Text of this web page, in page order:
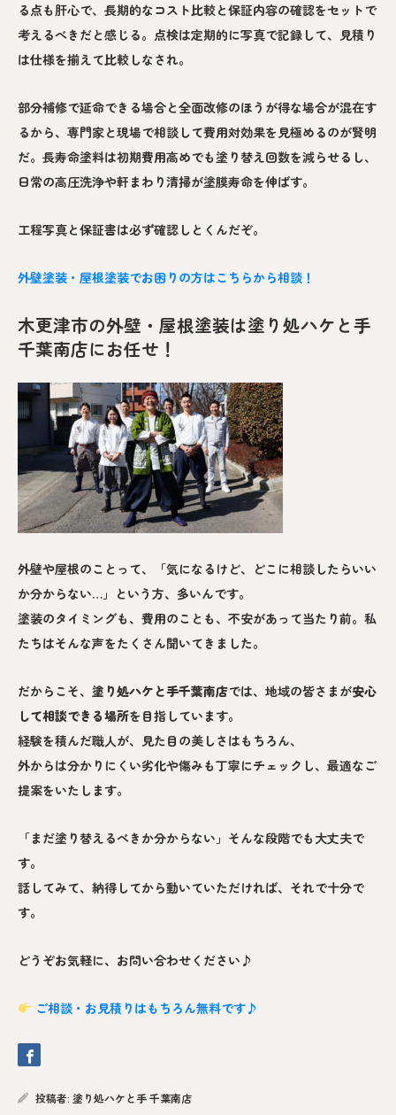
る点も肝心で、長期的なコスト比較と保証内容の確認をセットで
考えるべきだと感じる。点検は定期的に写真で記録して、見積り
は仕様を揃えて比較しなされ。
部分補修で延命できる場合と全面改修のほうが得な場合が混在す
るから、専門家と現場で相談して費用対効果を見極めるのが賢明
だ。長寿命塗料は初期費用高めでも塗り替え回数を減らせるし、
日常の高圧洗浄や軒まわり清掃が塗膜寿命を伸ばす。
工程写真と保証書は必ず確認しとくんだぞ。
外壁塗装・屋根塗装でお困りの方はこちらから相談！
木更津市の外壁・屋根塗装は塗り処ハケと手
千葉南店にお任せ！
外壁や屋根のことって、「気になるけど、どこに相談したらいい
か分からない…」という方、多いんです。
塗装のタイミングも、費用のことも、不安があって当たり前。私
たちはそんな声をたくさん聞いてきました。
だからこそ、 塗り処ハケと手千葉南店では、地域の皆さまが安心
して相談できる場所を目指しています。
経験を積んだ職人が、見た目の美しさはもちろん、
外からは分かりにくい劣化や傷みも丁寧にチェックし、最適なご
提案をいたします。
「まだ塗り替えるべきか分からない」そんな段階でも大丈夫で
す。
話してみて、納得してから動いていただければ、それで十分で
す。
どうぞお気軽に、お問い合わせください♪
ご相談・お見積りはもちろん無料です♪
投稿者: 塗り処ハケと手 千葉南店